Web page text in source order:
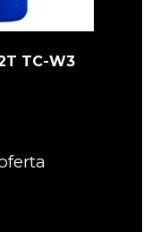
TC-W3